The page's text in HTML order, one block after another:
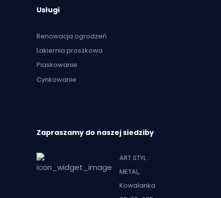
Usługi
Renowacja ogrodzeń
Lakiernia proszkowa
Piaskowanie
Cynkowanie
Zapraszamy do naszej siedziby
ART STYL
METAL,
Kowalanka